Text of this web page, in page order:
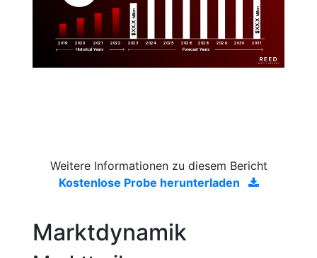
2019 2020 2021 2022 2023 2024 2025 2026 2028 2029 2030 2031
$XX.X
Million
$XX.X
Million
Historical Years Forecast Years
Weitere Informationen zu diesem Bericht
Kostenlose Probe herunterladen
Marktdynamik